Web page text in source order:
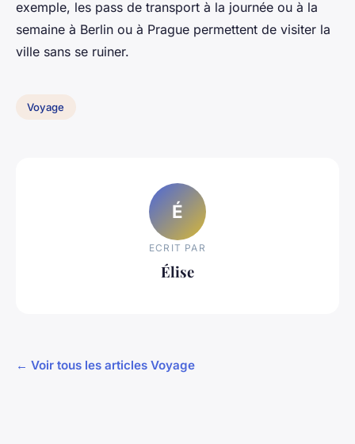
exemple, les pass de transport à la journée ou à la
semaine à Berlin ou à Prague permettent de visiter la
ville sans se ruiner.
Voyage
É
ECRIT PAR
Élise
← Voir tous les articles Voyage